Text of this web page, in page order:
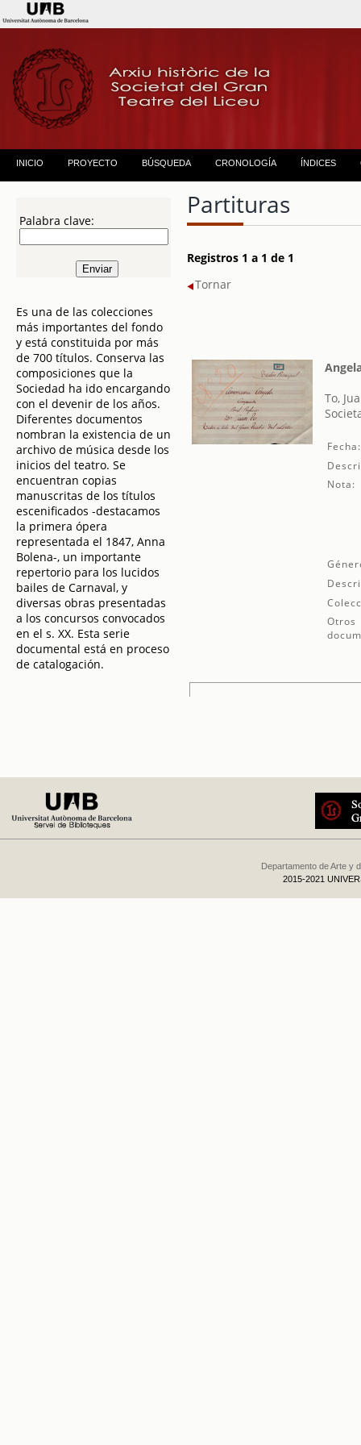
INICIO PROYECTO BÚSQUEDA CRONOLOGÍA ÍNDICES
Palabra clave:
Es una de las colecciones
más importantes del fondo
y está constituida por más
de 700 títulos. Conserva las
composiciones que la
Sociedad ha ido encargando
con el devenir de los años.
Diferentes documentos
nombran la existencia de un
archivo de música desde los
inicios del teatro. Se
encuentran copias
manuscritas de los títulos
escenificados -destacamos
la primera ópera
representada el 1847, Anna
Bolena-, un importante
repertorio para los lucidos
bailes de Carnaval, y
diversas obras presentadas
a los concursos convocados
en el s. XX. Esta serie
documental está en proceso
de catalogación.
Partituras
Registros 1 a 1 de 1
Tornar
To,
Fecha:
Nota:
Otros
Departamento de Arte y
2015-2021